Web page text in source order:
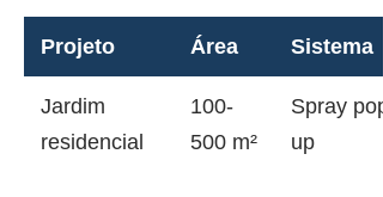
Projeto Área Sistema
Jardim
residencial
100-
500 m²
Spray pop-
up